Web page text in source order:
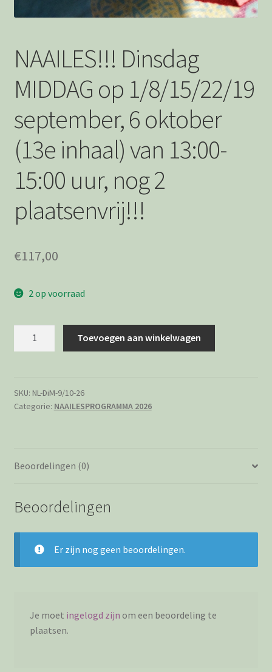
NAAILES!!! Dinsdag
MIDDAG op 1/8/15/22/19
september, 6 oktober
(13e inhaal) van 13:00-
15:00 uur, nog 2
plaatsenvrij!!!
€117,00
2 op voorraad
1/8/15/22/19
september,
inhaal)
15:00
Toevoegen aan winkelwagen
SKU: NL-DiM-9/10-26
Categorie: NAAILESPROGRAMMA 2026
Beoordelingen (0)
Beoordelingen
Er zijn nog geen beoordelingen.
Je moet ingelogd zijn om een beoordeling te
plaatsen.